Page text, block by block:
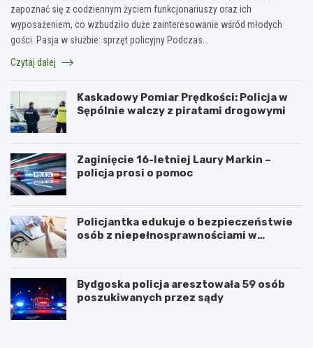
zapoznać się z codziennym życiem funkcjonariuszy oraz ich
wyposażeniem, co wzbudziło duże zainteresowanie wśród młodych
gości. Pasja w służbie: sprzęt policyjny Podczas…
Czytaj dalej
Kaskadowy Pomiar Prędkości: Policja w
Sępólnie walczy z piratami drogowymi
Zaginięcie 16-letniej Laury Markin –
policja prosi o pomoc
Policjantka edukuje o bezpieczeństwie
osób z niepełnosprawnościami w
Bydgoska policja aresztowała 59 osób
poszukiwanych przez sądy